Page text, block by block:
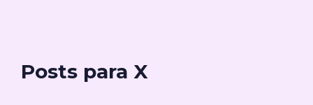
Posts para X